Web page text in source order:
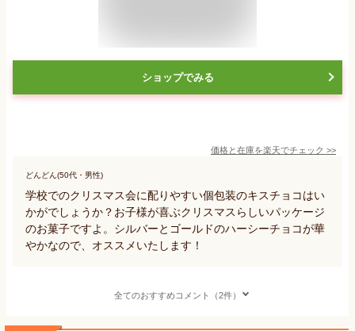
ショップでみる
価格と在庫を楽天でチェック >>
どんどん(50代・男性)
学校でのクリスマス会に配りやすい個包装のキスチョコはい
かがでしょうか？お子様が喜ぶクリスマスらしいパッケージ
のお菓子ですよ。シルバーとゴールドのハーシーチョコが華
やかなので、オススメいたします！
全てのおすすめコメント（2件）